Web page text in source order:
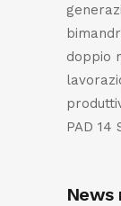
doppio
PAD 14
News